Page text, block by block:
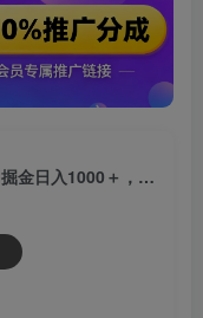
（7982期）冷门项目靠一款软件，暴力掘金日入1000＋，小白轻松上手